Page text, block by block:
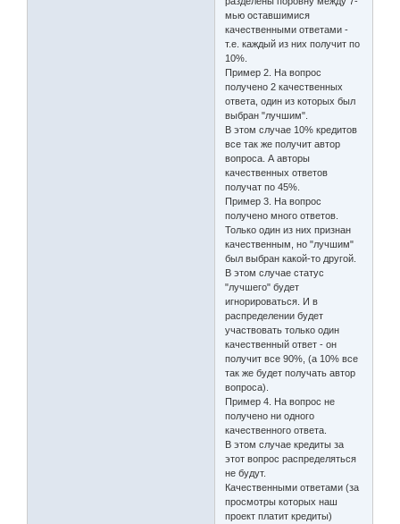
мью оставшимися
качественными ответами -
т.е. каждый из них получит по
10%.
Пример 2. На вопрос
получено 2 качественных
ответа, один из которых был
выбран "лучшим".
В этом случае 10% кредитов
все так же получит автор
вопроса. А авторы
качественных ответов
получат по 45%.
Пример 3. На вопрос
получено много ответов.
Только один из них признан
качественным, но "лучшим"
был выбран какой-то другой.
В этом случае статус
"лучшего" будет
игнорироваться. И в
распределении будет
участвовать только один
качественный ответ - он
получит все 90%, (а 10% все
так же будет получать автор
вопроса).
Пример 4. На вопрос не
получено ни одного
качественного ответа.
В этом случае кредиты за
этот вопрос распределяться
не будут.
Качественными ответами (за
просмотры которых наш
проект платит кредиты)